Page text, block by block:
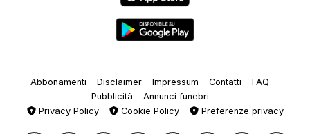
Abbonamenti Disclaimer Impressum Contatti
FAQ
Pubblicità
Annunci funebri
Privacy Policy
Cookie Policy Preferenze privacy